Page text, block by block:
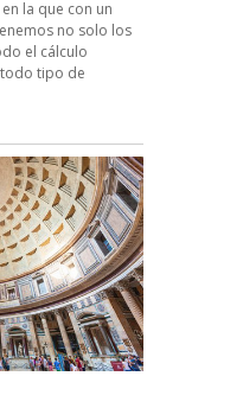
la que con un
no solo los
el cálculo
tipo de